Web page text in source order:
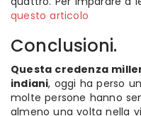
questo articolo
Conclusioni.
Questa credenza
indiani, oggi ha perso
molte persone hanno
almeno una volta nella